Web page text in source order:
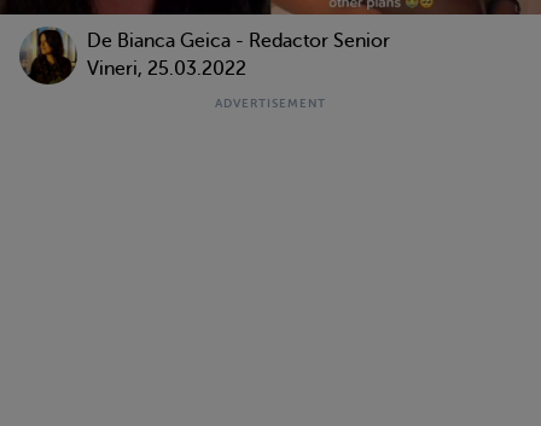
De Bianca Geica - Redactor Senior
Vineri, 25.03.2022